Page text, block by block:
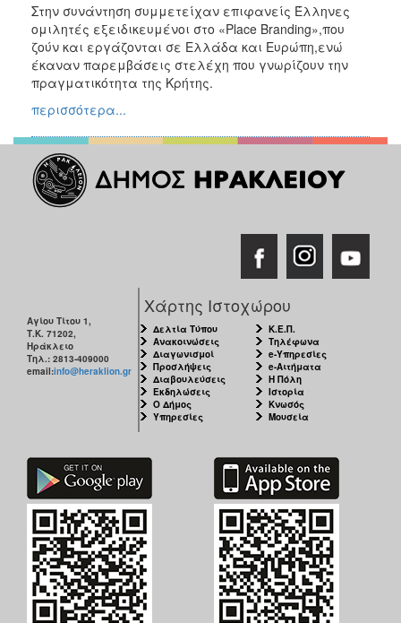
Στην συνάντηση συμμετείχαν επιφανείς Έλληνες
ομιλητές εξειδικευμένοι στο «Place Branding»,που
ζούν και εργάζονται σε Ελλάδα και Ευρώπη,ενώ
έκαναν παρεμβάσεις στελέχη που γνωρίζουν την
πραγματικότητα της Κρήτης.
περισσότερα...
Αγίου Τίτου 1,
Τ.Κ. 71202,
Ηράκλειο
Τηλ.: 2813-409000
email:info@heraklion.gr
Χάρτης Ιστοχώρου
Δελτία Τύπου
Ανακοινώσεις
Διαγωνισμοί
Προσλήψεις
Διαβουλεύσεις
Εκδηλώσεις
Ο Δήμος
Υπηρεσίες
Κ.Ε.Π.
Τηλέφωνα
e-Υπηρεσίες
e-Αιτήματα
Η Πόλη
Ιστορία
Κνωσός
Μουσεία